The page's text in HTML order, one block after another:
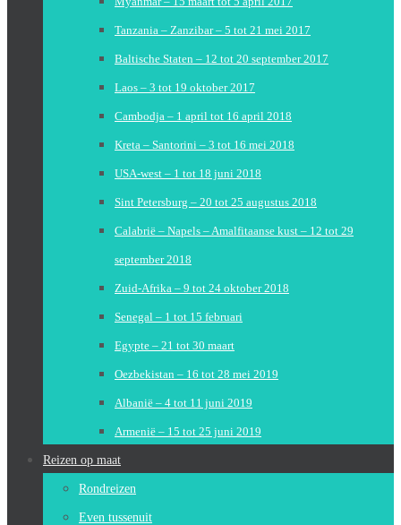
Tanzania – Zanzibar – 5 tot 21 mei 2017
Baltische Staten – 12 tot 20 september 2017
Laos – 3 tot 19 oktober 2017
Cambodja – 1 april tot 16 april 2018
Kreta – Santorini – 3 tot 16 mei 2018
USA-west – 1 tot 18 juni 2018
Sint Petersburg – 20 tot 25 augustus 2018
Calabrië – Napels – Amalfitaanse kust – 12 tot 29
september 2018
Zuid-Afrika – 9 tot 24 oktober 2018
Senegal – 1 tot 15 februari
Egypte – 21 tot 30 maart
Oezbekistan – 16 tot 28 mei 2019
Albanië – 4 tot 11 juni 2019
Armenië – 15 tot 25 juni 2019
Reizen op maat
Rondreizen
Even tussenuit